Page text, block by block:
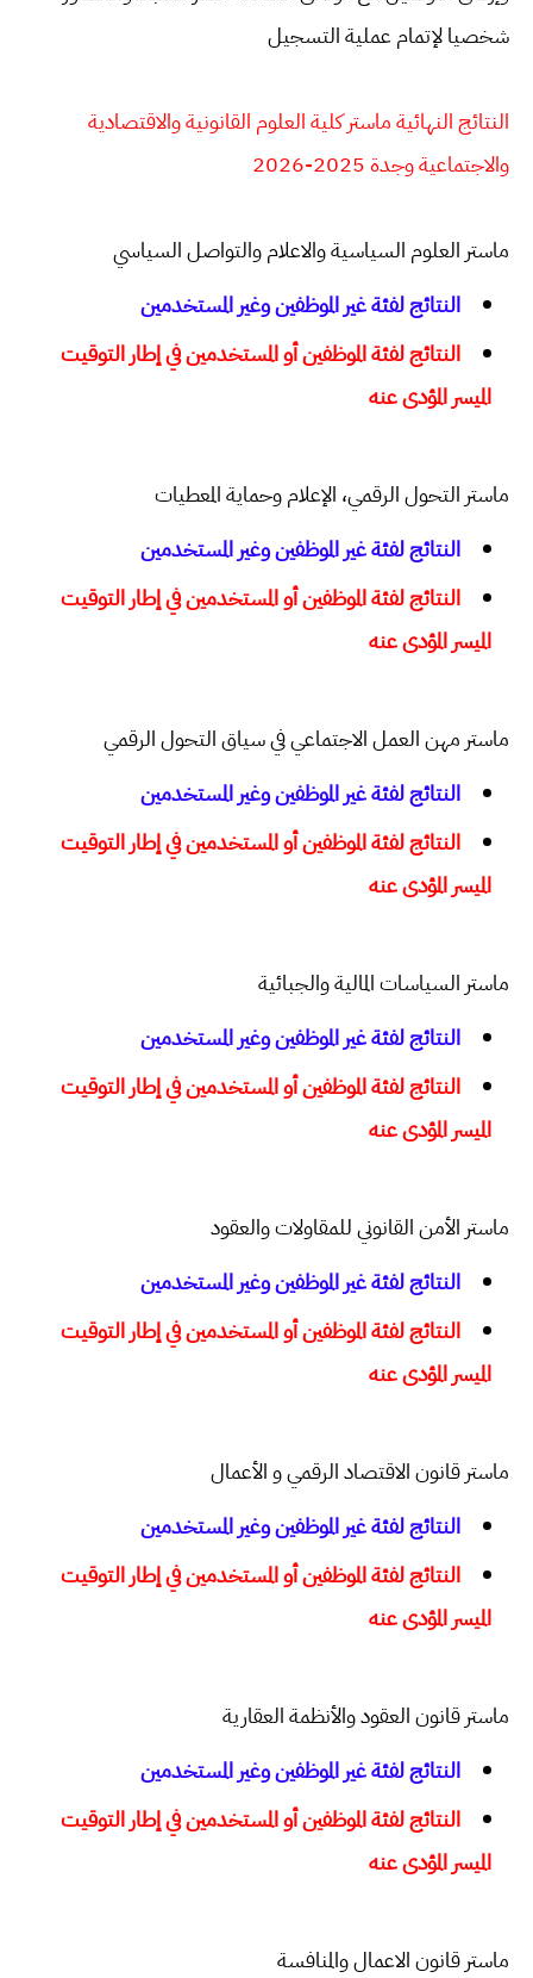
شخصيا لإتمام عملية التسجيل
النتائج النهائية ماستر كلية العلوم القانونية والاقتصادية
والاجتماعية وجدة 2025-2026
ماستر العلوم السياسية والاعلام والتواصل السياسي
النتائج لفئة غير الموظفين وغير المستخدمين
النتائج لفئة الموظفين أو المستخدمين في إطار التوقيت
الميسر المؤدى عنه
ماستر التحول الرقمي، الإعلام وحماية المعطيات
النتائج لفئة غير الموظفين وغير المستخدمين
النتائج لفئة الموظفين أو المستخدمين في إطار التوقيت
الميسر المؤدى عنه
ماستر مهن العمل الاجتماعي في سياق التحول الرقمي
النتائج لفئة غير الموظفين وغير المستخدمين
النتائج لفئة الموظفين أو المستخدمين في إطار التوقيت
الميسر المؤدى عنه
ماستر السياسات المالية والجبائية
النتائج لفئة غير الموظفين وغير المستخدمين
النتائج لفئة الموظفين أو المستخدمين في إطار التوقيت
الميسر المؤدى عنه
ماستر الأمن القانوني للمقاولات والعقود
النتائج لفئة غير الموظفين وغير المستخدمين
النتائج لفئة الموظفين أو المستخدمين في إطار التوقيت
الميسر المؤدى عنه
ماستر قانون الاقتصاد الرقمي و الأعمال
النتائج لفئة غير الموظفين وغير المستخدمين
النتائج لفئة الموظفين أو المستخدمين في إطار التوقيت
الميسر المؤدى عنه
ماستر قانون العقود والأنظمة العقارية
النتائج لفئة غير الموظفين وغير المستخدمين
النتائج لفئة الموظفين أو المستخدمين في إطار التوقيت
الميسر المؤدى عنه
ماستر قانون الاعمال والمنافسة